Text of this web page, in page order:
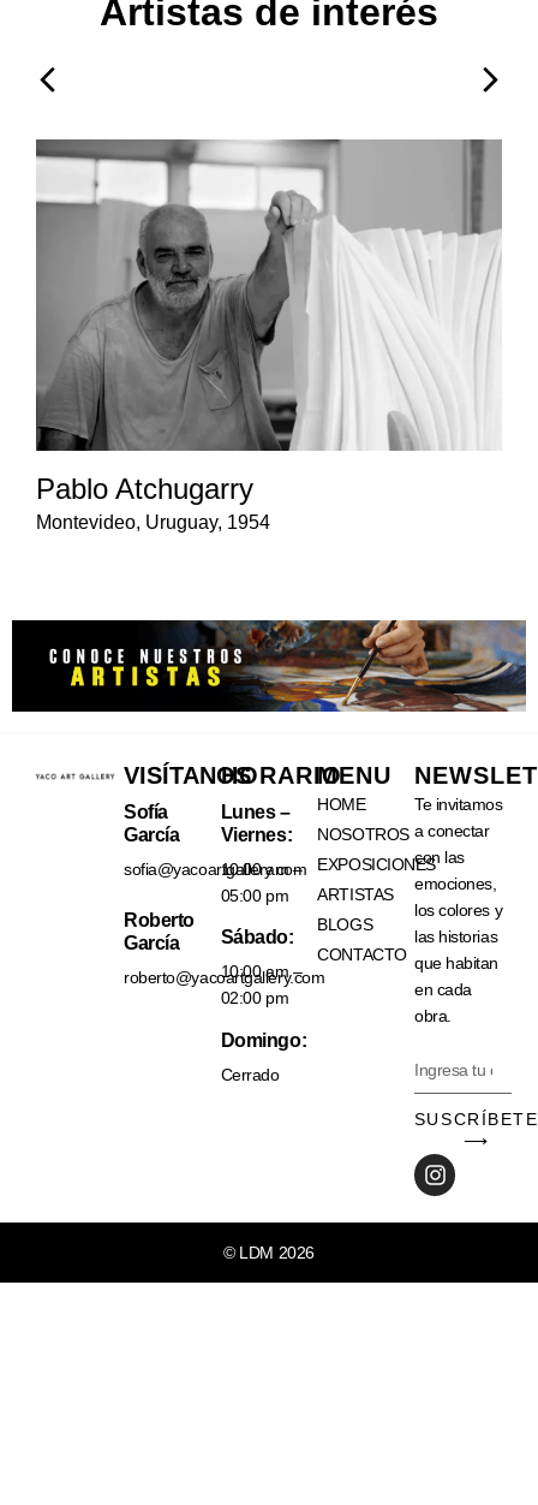
Artistas de interés
Pablo Atchugarry
Montevideo, Uruguay, 1954
VISÍTANOS
Sofía
García
sofia@yacoartgallery.com
Roberto
García
roberto@yacoartgallery.com
HORARIO
Lunes –
Viernes:
10:00 am –
05:00 pm
Sábado:
10:00 am –
02:00 pm
Domingo:
Cerrado
MENU
HOME
NOSOTROS
EXPOSICIONES
ARTISTAS
BLOGS
CONTACTO
Te invitamos
a conectar
con las
emociones,
los colores y
las historias
que habitan
en cada
obra.
SUSCRÍBETE
⟶
© LDM 2026